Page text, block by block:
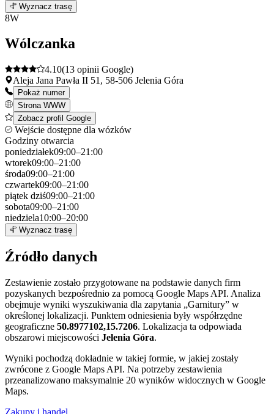
+
−
Wyznacz trasę
8W
Wólczanka
4.10(13 opinii Google)
Aleja Jana Pawła II 51, 58-506 Jelenia Góra
Pokaż numer
Strona WWW
Zobacz profil Google
Wejście dostępne dla wózków
Godziny otwarcia
poniedziałek09:00–21:00
wtorek09:00–21:00
środa09:00–21:00
czwartek09:00–21:00
piątek dziś09:00–21:00
sobota09:00–21:00
niedziela10:00–20:00
+
−
Wyznacz trasę
Źródło danych
Zestawienie zostało przygotowane na podstawie danych firm
pozyskanych bezpośrednio za pomocą Google Maps API. Analiza
obejmuje wyniki wyszukiwania dla zapytania „Garnitury” w
określonej lokalizacji. Punktem odniesienia były współrzędne
geograficzne 50.8977102,15.7206. Lokalizacja ta odpowiada
obszarowi miejscowości Jelenia Góra.
Wyniki pochodzą dokładnie w takiej formie, w jakiej zostały
zwrócone z Google Maps API. Na potrzeby zestawienia
przeanalizowano maksymalnie 20 wyników widocznych w Google
Maps.